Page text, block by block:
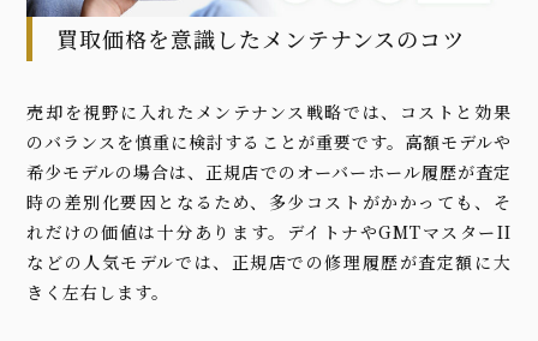
買取価格を意識したメンテナンスのコツ
売却を視野に入れたメンテナンス戦略では、コストと効果
のバランスを慎重に検討することが重要です。高額モデルや
希少モデルの場合は、正規店でのオーバーホール履歴が査定
時の差別化要因となるため、多少コストがかかっても、そ
れだけの価値は十分あります。デイトナやGMTマスターII
などの人気モデルでは、正規店での修理履歴が査定額に大
きく左右します。